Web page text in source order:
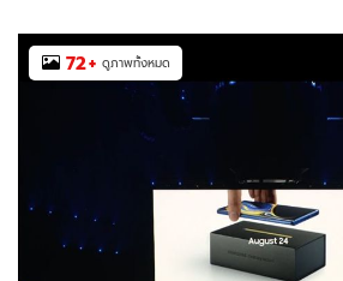
72+ ดูภาพทั้งหมด